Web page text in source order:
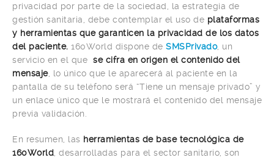
privacidad por parte de la sociedad, la estrategia de
gestión sanitaria, debe contemplar el uso de plataformas
y herramientas que garanticen la privacidad de los datos
del paciente. 160World dispone de SMSPrivado, un
servicio en el que se cifra en origen el contenido del
mensaje, lo único que le aparecerá al paciente en la
pantalla de su teléfono será “Tiene un mensaje privado” y
un enlace único que le mostrará el contenido del mensaje
previa validación.
En resumen, las herramientas de base tecnológica de
160World , desarrolladas para el sector sanitario, son